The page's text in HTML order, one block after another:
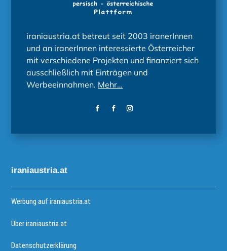
iraniaustria.at betreut seit 2003 iranerInnen
und an iranerInnen interessierte Österreicher
mit verschiedene Projekten und finanziert sich
ausschließlich mit Einträgen und
Werbeeinnahmen. Mehr…
iraniaustria.at
Werbung auf iraniaustria.at
Über iraniaustria.at
Datenschutzerklärung